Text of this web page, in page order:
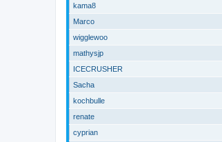
kama8
Marco
wigglewoo
mathysjp
ICECRUSHER
Sacha
kochbulle
renate
cyprian